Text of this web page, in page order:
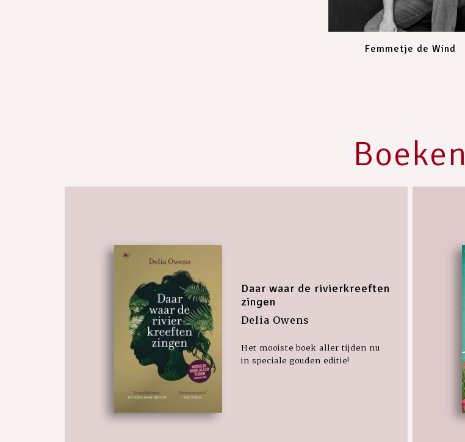
Femmetje de Wind
Boeken
Daar waar de rivierkreeften
zingen
Delia Owens
Het mooiste boek aller tijden nu
in speciale gouden editie!